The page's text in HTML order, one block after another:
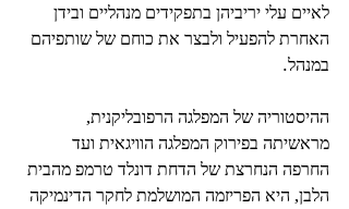
לאיים עלי יריביהן בתפקידים מנהליים ובידן
האחרת להפעיל ולבצר את כוחם של שותפיהם
במנהל.
ההיסטוריה של המפלגה הרפובליקנית,
מראשיתה בפירוק המפלגה הוויגאית ועד
החרפה הנחרצת של הדחת דונלד טרמפ מהבית
הלבן, היא הפריזמה המושלמת לחקר הדינמיקה